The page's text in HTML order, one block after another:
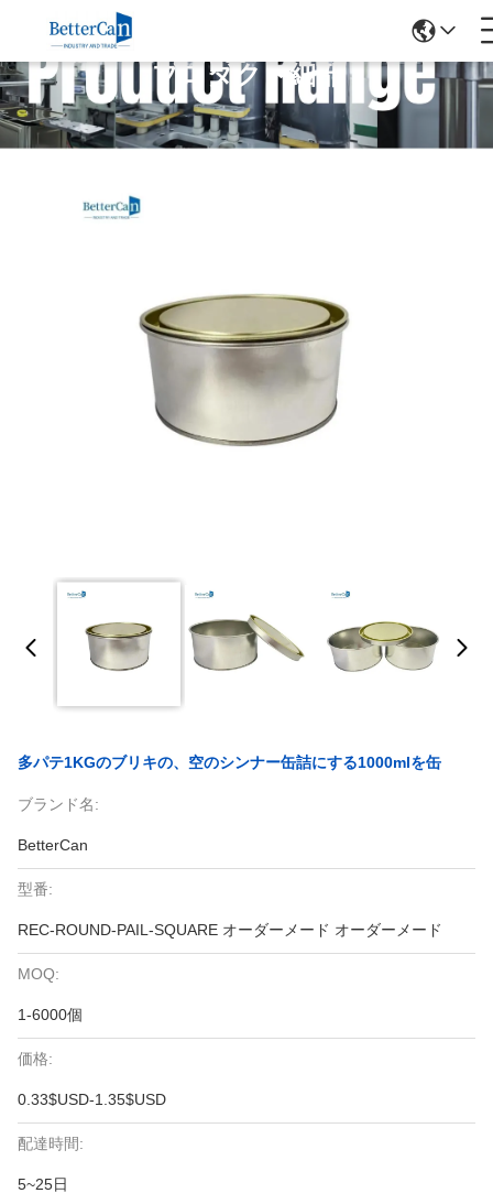
プロダクト細部
多パテ1KGのブリキの、空のシンナー缶詰にする1000mlを缶
ブランド名:
BetterCan
型番:
REC-ROUND-PAIL-SQUARE オーダーメード オーダーメード
MOQ:
1-6000個
価格:
0.33$USD-1.35$USD
配達時間:
5~25日